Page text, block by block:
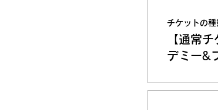
チケットの種
【通常
デミー&